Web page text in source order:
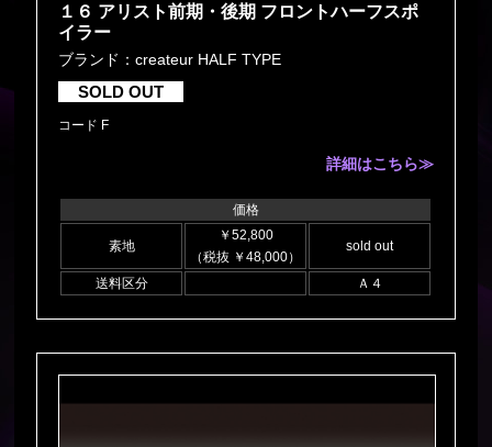
１６ アリスト前期・後期 フロントハーフスポ
イラー
ブランド：createur HALF TYPE
SOLD OUT
コード F
詳細はこちら≫
価格
素地
￥52,800
（税抜 ￥48,000）
sold out
送料区分 Ａ４